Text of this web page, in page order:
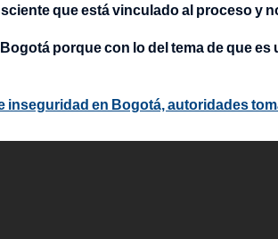
que está vinculado al proceso y
Bogotá porque con lo del tema de que
inseguridad en Bogotá, autoridades